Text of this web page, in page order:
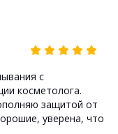
с
косметолога.
защитой от
уверена, что